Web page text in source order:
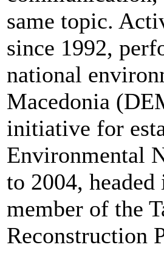
same topic.
since 1992,
national
Macedonia
initiative for
Environmental
to 2004,
member of the
Reconstruction